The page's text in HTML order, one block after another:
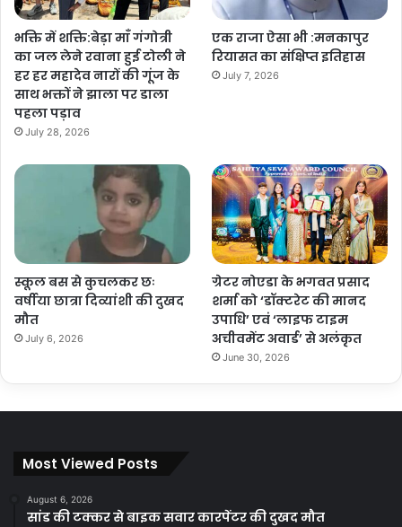
भक्ति में शक्ति:बेड़ा माँ गंगोत्री
का जल लेने रवाना हुई टोली ने
हर हर महादेव नारों की गूंज के
साथ भक्तों ने झाला पर डाला
पहला पड़ाव
July 28, 2026
एक राजा ऐसा भी :मनकापुर
रियासत का संक्षिप्त इतिहास
July 7, 2026
स्कूल बस से कुचलकर छः
वर्षीया छात्रा दिव्यांशी की दुखद
मौत
July 6, 2026
ग्रेटर नोएडा के भगवत प्रसाद
शर्मा को ‘डॉक्टरेट की मानद
उपाधि’ एवं ‘लाइफ टाइम
अचीवमेंट अवार्ड’ से अलंकृत
June 30, 2026
Most Viewed Posts
August 6, 2026
सांड की टक्कर से बाइक सवार कारपेंटर की दुखद मौत